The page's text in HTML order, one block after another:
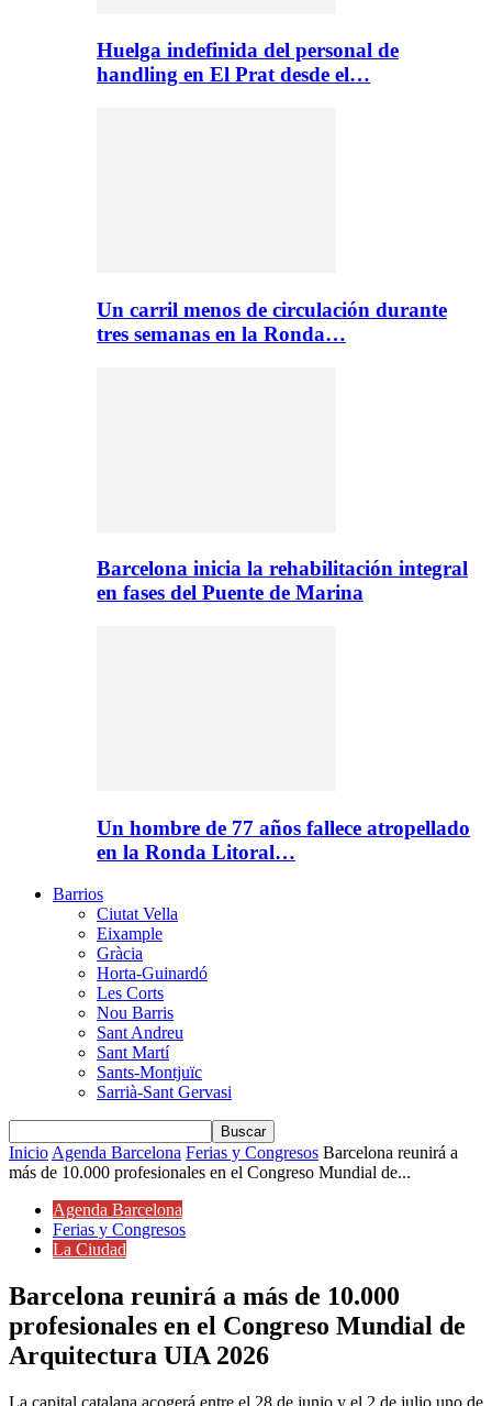
Huelga indefinida del personal de
handling en El Prat desde el…
Un carril menos de circulación durante
tres semanas en la Ronda…
Barcelona inicia la rehabilitación integral
en fases del Puente de Marina
Un hombre de 77 años fallece atropellado
en la Ronda Litoral…
Barrios
Ciutat Vella
Eixample
Gràcia
Horta-Guinardó
Les Corts
Nou Barris
Sant Andreu
Sant Martí
Sants-Montjuïc
Sarrià-Sant Gervasi
InicioAgenda Barcelona Ferias y Congresos Barcelona reunirá a
más de 10.000 profesionales en el Congreso Mundial de...
Agenda Barcelona
Ferias y Congresos
La Ciudad
Barcelona reunirá a más de 10.000
profesionales en el Congreso Mundial de
Arquitectura UIA 2026